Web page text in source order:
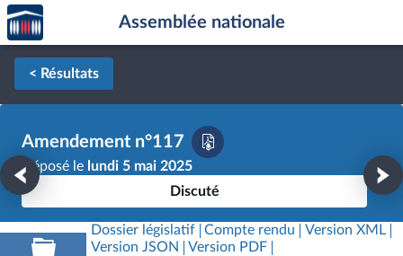
Aller au contenu
Aller en bas de la page
Accèder
à la
page
d'accueil
Assemblée nationale
< Résultats
Amendement n°117
Déposé le lundi 5 mai 2025
Discuté
Dossier législatif Compte rendu
Version XML
Version JSON
Version PDF